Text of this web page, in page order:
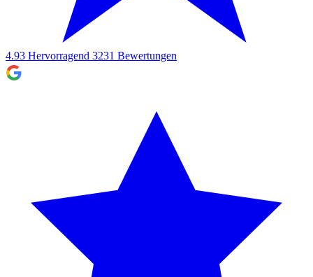
4.93 Hervorragend 3231 Bewertungen